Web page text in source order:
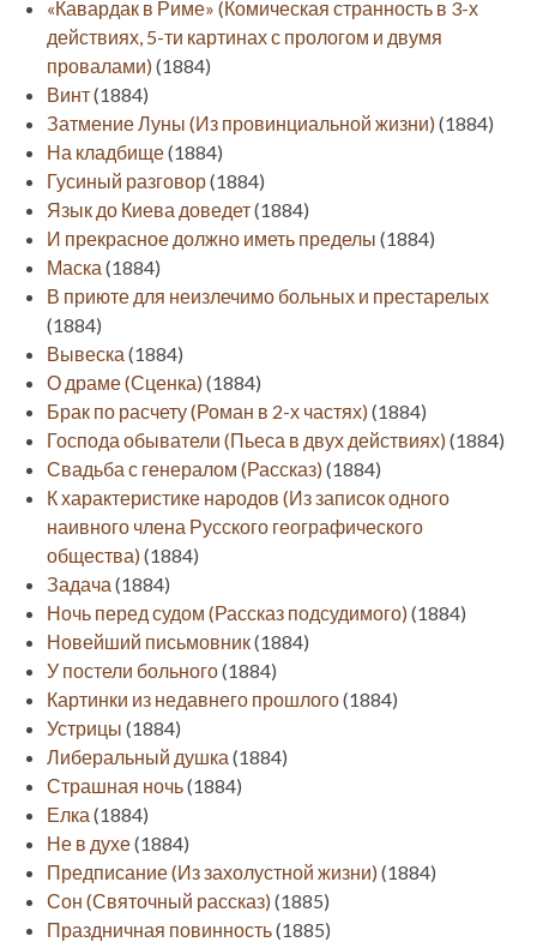
«Кавардак в Риме» (Комическая странность в 3-х
действиях, 5-ти картинах с прологом и двумя
провалами)(1884)
Винт(1884)
Затмение Луны (Из провинциальной жизни)(1884)
На кладбище(1884)
Гусиный разговор(1884)
Язык до Киева доведет(1884)
И прекрасное должно иметь пределы (1884)
Маска (1884)
В приюте для неизлечимо больных и престарелых
(1884)
Вывеска (1884)
О драме (Сценка)(1884)
Брак по расчету (Роман в 2-х частях)(1884)
Господа обыватели (Пьеса в двух действиях)(1884)
Свадьба с генералом (Рассказ)(1884)
К характеристике народов (Из записок одного
наивного члена Русского географического
общества)(1884)
Задача (1884)
Ночь перед судом (Рассказ подсудимого)(1884)
Новейший письмовник(1884)
У постели больного(1884)
Картинки из недавнего прошлого(1884)
Устрицы (1884)
Либеральный душка (1884)
Страшная ночь(1884)
Елка (1884)
Не в духе(1884)
Предписание (Из захолустной жизни)(1884)
Сон (Святочный рассказ)(1885)
Праздничная повинность(1885)